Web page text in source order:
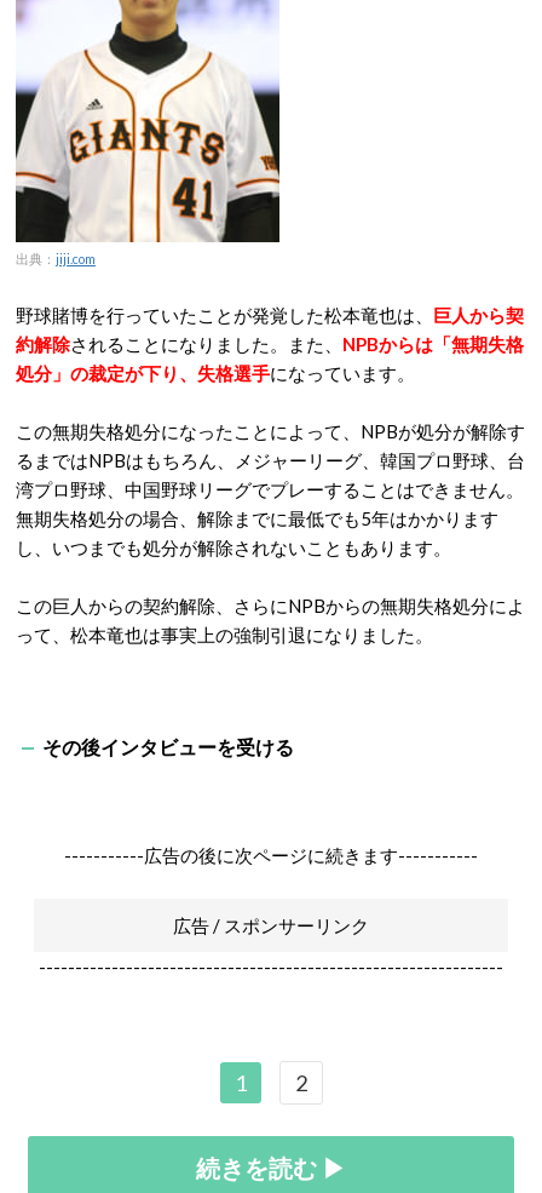
出典： jiji.com
野球賭博を行っていたことが発覚した松本竜也は、 巨人から契
約解除されることになりました。また、 NPBからは「無期失格
処分」の裁定が下り、失格選手になっています。
この無期失格処分になったことによって、NPBが処分が解除す
るまではNPBはもちろん、メジャーリーグ、韓国プロ野球、台
湾プロ野球、中国野球リーグでプレーすることはできません。
無期失格処分の場合、解除までに最低でも5年はかかります
し、いつまでも処分が解除されないこともあります。
この巨人からの契約解除、さらにNPBからの無期失格処分によ
って、松本竜也は事実上の強制引退になりました。
その後インタビューを受ける
-----------広告の後に次ページに続きます-----------
広告 / スポンサーリンク
----------------------------------------------------------------
1 2
続きを読む ▶